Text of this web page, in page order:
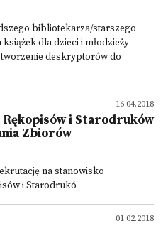
bibliotekarza/starszego
dla dzieci i młodzieży
deskryptorów do
16.04.2018
i Starodruków
Zbiorów
na stanowisko
i Starodrukó
01.02.2018